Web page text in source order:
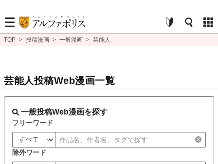
TOP > 投稿漫画 > 一般漫画 > 芸能人
芸能人投稿Web漫画一覧
一般投稿Web漫画を探す
フリーワード
除外ワード